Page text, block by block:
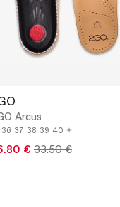
Arcus
36 37 38 39 40
€ 33.50 €